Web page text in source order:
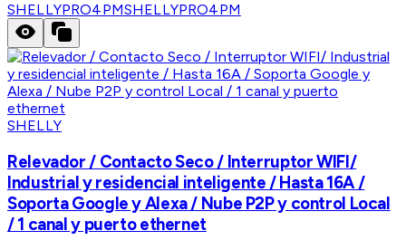
SHELLYPRO4PMSHELLYPRO4PM
SHELLY
Relevador / Contacto Seco / Interruptor WIFI/
Industrial y residencial inteligente / Hasta 16A /
Soporta Google y Alexa / Nube P2P y control Local
/ 1 canal y puerto ethernet